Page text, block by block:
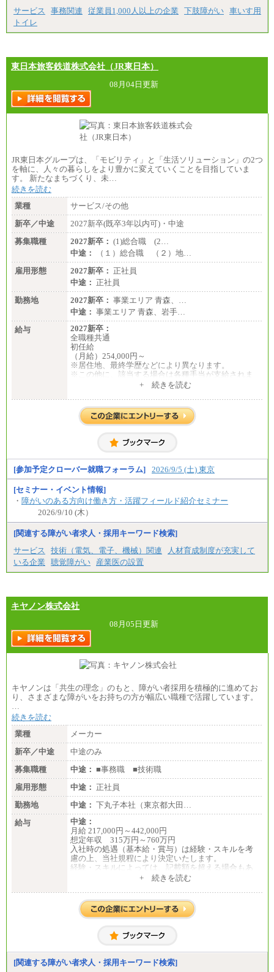
サービス 事務関連 従業員1,000人以上の企業 下肢障がい 車いす用
トイレ
東日本旅客鉄道株式会社（JR東日本）
08月04日更新
JR東日本グループは、「モビリティ」と「生活ソリューション」の2つ
を軸に、人々の暮らしをより豊かに変えていくことを目指していま
す。 新たなまちづくり、未…
続きを読む
業種
サービス/その他
新卒／中途
2027新卒(既卒3年以内可)・中途
募集職種
2027新卒： (1)総合職 (2…
中途：
（１）総合職 （２）地…
雇用形態
2027新卒： 正社員
中途： 正社員
勤務地
2027新卒： 事業エリア 青森、…
中途： 事業エリア 青森、岩手…
給与
2027新卒：
全職種共通
初任給
（月給）254,000円～
※居住地、最終学歴などにより異なります。
※この他に、該当する場合は各種手当が支給されま
中途：
全職種共通
※居住地、年齢により異なります。
※この他に、該当する場合は各種手当が支給されま
す。
※試用期間中も給与に変更はございません
+ 続きを読む
[参加予定クローバー就職フォーラム] 2026/9/5 (土) 東京
[セミナー・イベント情報]
・ 障がいのある方向け働き方・活躍フィールド紹介セミナー
2026/9/10 (木）
[関連する障がい者求人・採用キーワード検索]
サービス
技術（電気、電子、機械）関連
人材育成制度が充実して
いる企業
聴覚障がい 産業医の設置
キヤノン株式会社
08月05日更新
キヤノンは「共生の理念」のもと、障がい者採用を積極的に進めてお
り、さまざまな障がいをお持ちの方が幅広い職種で活躍しています。
…
続きを読む
業種
メーカー
新卒／中途
中途のみ
募集職種
中途： ■事務職 ■技術職
雇用形態
中途： 正社員
勤務地
中途： 下丸子本社（東京都大田…
給与
中途：
月給 217,000円～442,000円
想定年収 315万円～760万円
入社時の処遇（基本給・賞与）は経験・スキルを考
慮の上、当社規程により決定いたします。
経験・スキルによっては、記載額を超える場合もあ
+ 続きを読む
[関連する障がい者求人・採用キーワード検索]